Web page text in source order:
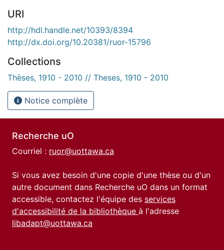
URI
http://hdl.handle.net/10393/8394
http://dx.doi.org/10.20381/ruor-15796
Collections
Thèses, 1910 - 2010 // Theses, 1910 - 2010
Notice complète
Recherche uO
Courriel : ruor@uottawa.ca
Si vous avez besoin d'une copie d'une thèse ou d'un
autre document dans Recherche uO dans un format
accessible, contactez l'équipe des services
d'accessibilité de la bibliothèque à l'adresse
libadapt@uottawa.ca